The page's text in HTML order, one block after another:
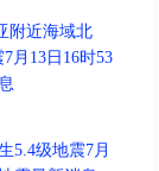
附近海域北
月13日16时53
5.4级地震7月